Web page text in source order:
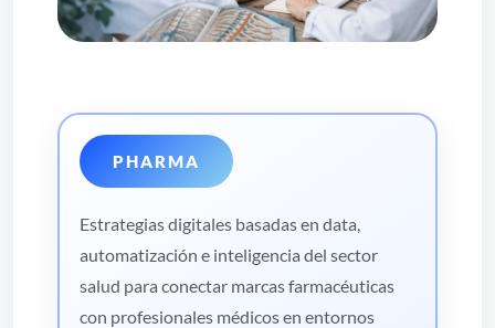
PHARMA
Estrategias digitales basadas en data,
automatización e inteligencia del sector
salud para conectar marcas farmacéuticas
con profesionales médicos en entornos